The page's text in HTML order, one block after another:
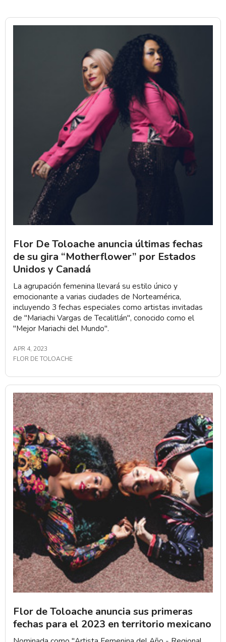
Flor De Toloache anuncia últimas fechas
de su gira “Motherflower” por Estados
Unidos y Canadá
La agrupación femenina llevará su estilo único y
emocionante a varias ciudades de Norteamérica,
incluyendo 3 fechas especiales como artistas invitadas
de "Mariachi Vargas de Tecalitlán", conocido como el
"Mejor Mariachi del Mundo".
APR 4, 2023
FLOR DE TOLOACHE
Flor de Toloache anuncia sus primeras
fechas para el 2023 en territorio mexicano